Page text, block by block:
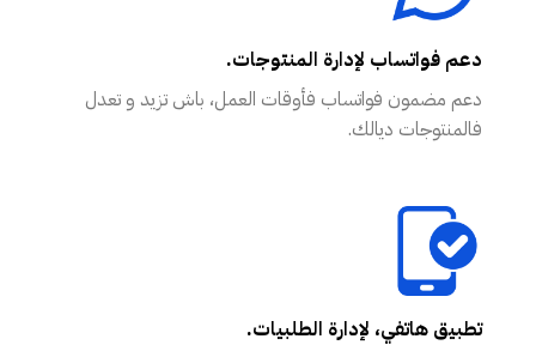
دعم فواتساب لإدارة المنتوجات.
دعم مضمون فواتساب فأوقات العمل، باش تزيد و تعدل
فالمنتوجات ديالك.
تطبيق هاتفي، لإدارة الطلبيات.